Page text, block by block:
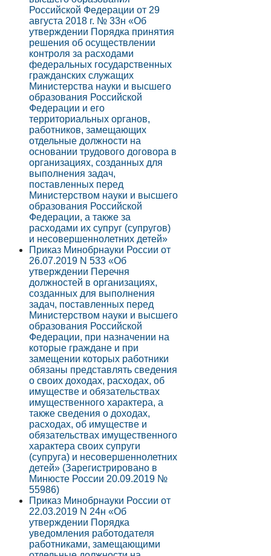
Российской Федерации от 29
августа 2018 г. № 33н «Об
утверждении Порядка принятия
решения об осуществлении
контроля за расходами
федеральных государственных
гражданских служащих
Министерства науки и высшего
образования Российской
Федерации и его
территориальных органов,
работников, замещающих
отдельные должности на
основании трудового договора в
организациях, созданных для
выполнения задач,
поставленных перед
Министерством науки и высшего
образования Российской
Федерации, а также за
расходами их супруг (супругов)
и несовершеннолетних детей»
Приказ Минобрнауки России от
26.07.2019 N 533 «Об
утверждении Перечня
должностей в организациях,
созданных для выполнения
задач, поставленных перед
Министерством науки и высшего
образования Российской
Федерации, при назначении на
которые граждане и при
замещении которых работники
обязаны представлять сведения
о своих доходах, расходах, об
имуществе и обязательствах
имущественного характера, а
также сведения о доходах,
расходах, об имуществе и
обязательствах имущественного
характера своих супруги
(супруга) и несовершеннолетних
детей» (Зарегистрировано в
Минюсте России 20.09.2019 №
55986)
Приказ Минобрнауки России от
22.03.2019 N 24н «Об
утверждении Порядка
уведомления работодателя
работниками, замещающими